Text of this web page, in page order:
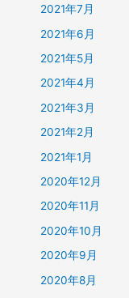
2021年7月
2021年6月
2021年5月
2021年4月
2021年3月
2021年2月
2021年1月
2020年12月
2020年11月
2020年10月
2020年9月
2020年8月